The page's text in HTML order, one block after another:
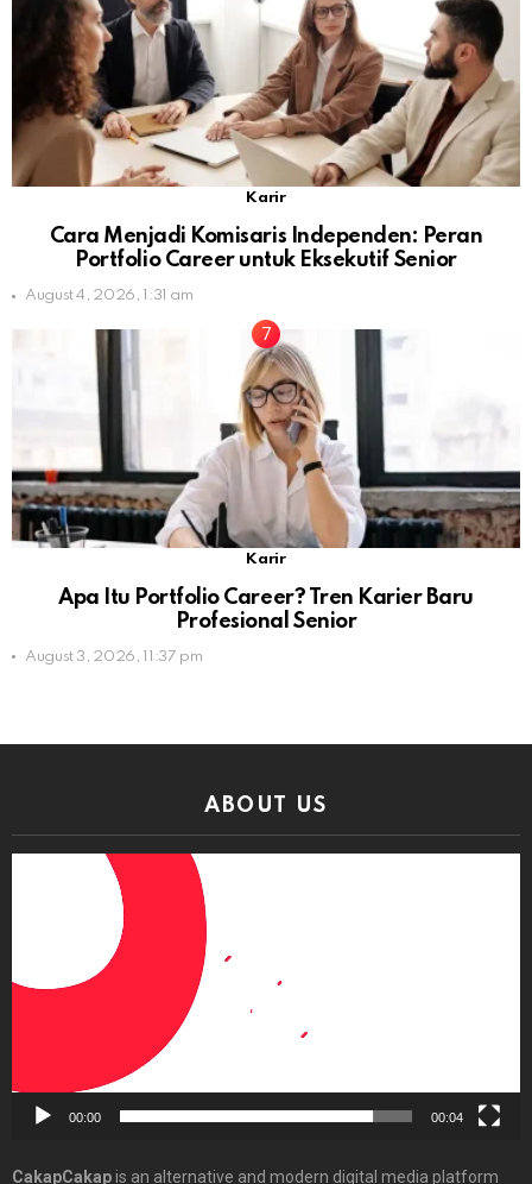
Karir
Cara Menjadi Komisaris Independen: Peran
Portfolio Career untuk Eksekutif Senior
August 4, 2026, 1:31 am
Karir
Apa Itu Portfolio Career? Tren Karier Baru
Profesional Senior
August 3, 2026, 11:37 pm
ABOUT US
00:00 00:04
CakapCakapis an alternative and modern digital media platform